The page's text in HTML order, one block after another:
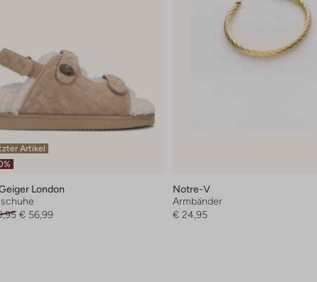
Artikel
London
€ 56,99
Notre-V
Armbänder
€ 24,95